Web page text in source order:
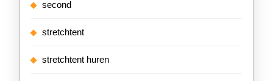
second
stretchtent
stretchtent huren